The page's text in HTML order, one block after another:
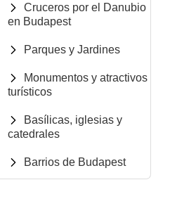
Cruceros por el Danubio
en Budapest
Parques y Jardines
Monumentos y atractivos
turísticos
Basílicas, iglesias y
catedrales
Barrios de Budapest